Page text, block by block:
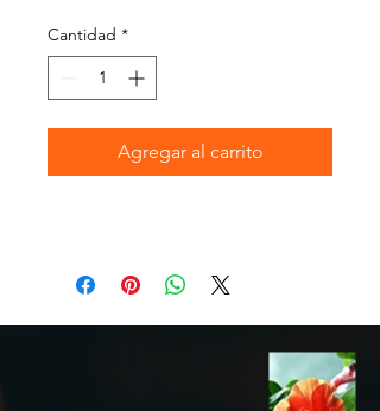
Cantidad *
Agregar al carrito